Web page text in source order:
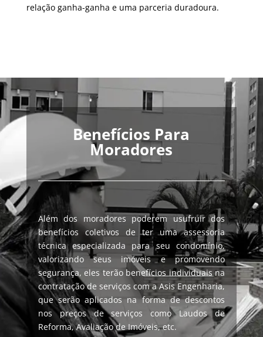
relação ganha-ganha e uma parceria duradoura.
Benefícios Para
Moradores
Além dos moradores poderem usufruir dos
benefícios coletivos de ter uma assessoria
técnica especializada para seu condomínio,
valorizando seus imóveis e promovendo
segurança, eles terão benefícios individuais na
contratação de serviços com a Asis Engenharia,
que serão aplicados na forma dedescontos
nos preços de serviços como Laudos de
Reforma, Avaliação de Imóveis, etc.